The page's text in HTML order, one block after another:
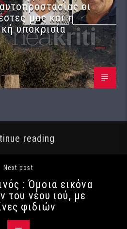
οι
μας και η
υποκρισία
reading
Next post
: Όμοια εικόνα
του νέου ιού, με
φιδιών